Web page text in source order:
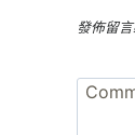
發佈留